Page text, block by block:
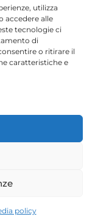
utilizza
accedere alle
tecnologie ci
di
o ritirare il
caratteristiche e
policy
divisione di